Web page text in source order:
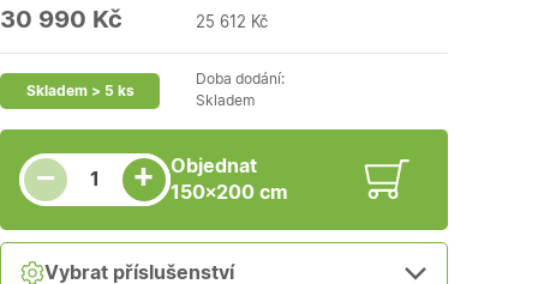
30 990 Kč 25 612 Kč
Skladem > 5 ks
Doba dodání:
Skladem
−
Snížit množství
Počet kusů +
Zvýšit množství
Objednat
150×200 cm
Vybrat příslušenství